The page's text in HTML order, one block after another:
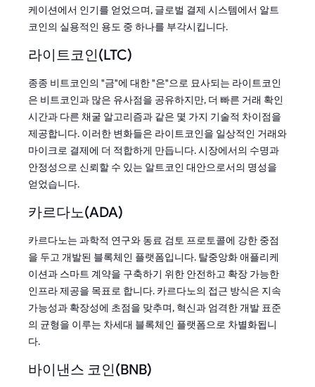
케이션에서 인기를 얻었으며, 글로벌 결제 시스템에서 알트
코인의 실용적인 용도 중 하나를 부각시킵니다.
라이트코인(LTC)
종종 비트코인의 "금"에 대한 "은"으로 묘사되는 라이트코인
은 비트코인과 많은 유사점을 공유하지만, 더 빠른 거래 확인
시간과 다른 채굴 알고리즘과 같은 몇 가지 기술적 차이점을
제공합니다. 이러한 변화들은 라이트코인을 일상적인 거래와
마이크로 결제에 더 적합하게 만듭니다. 시장에서의 수명과
안정성으로 신뢰할 수 있는 알트코인 대안으로서의 명성을
얻었습니다.
카르다노(ADA)
카르다노는 과학적 연구와 동료 검토 프로토콜에 강한 중점
을 두고 개발된 블록체인 플랫폼입니다. 탈중앙화 애플리케
이션과 스마트 계약을 구축하기 위한 안전하고 확장 가능한
인프라 제공을 목표로 합니다. 카르다노의 접근 방식은 지속
가능성과 확장성에 초점을 맞추며, 혁신과 엄격한 개발 표준
의 균형을 이루는 차세대 블록체인 플랫폼으로 차별화됩니
다.
바이낸스 코인(BNB)